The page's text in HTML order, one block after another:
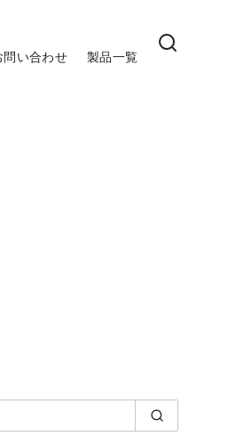
問い合わせ 製品一覧